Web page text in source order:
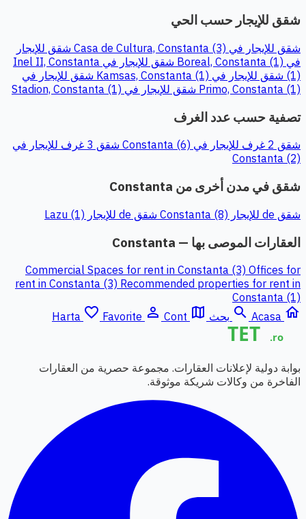
شقق للإيجار حسب الحي
شقق للإيجار في Casa de Cultura, Constanta (3)
شقق للإيجار
في Boreal, Constanta (1)
شقق للإيجار في Inel II, Constanta
(1) شقق للإيجار في Kamsas, Constanta (1)
شقق للإيجار في
Primo, Constanta (1) شقق للإيجار في Stadion, Constanta (1)
تصفية حسب عدد الغرف
شقق 2 غرف للإيجار في Constanta (6)
شقق 3 غرف للإيجار في
Constanta (2)
شقق في مدن أخرى من Constanta
شقق de للإيجار Constanta (8) شقق de للإيجار Lazu (1)
العقارات الموصى بها — Constanta
Commercial Spaces for rent in Constanta (3) Offices for
rent in Constanta (3) Recommended properties for rent in
Constanta (1)
home
Acasa
search بحث map
Harta favorite_border Favorite person_outline Cont
بوابة دولية لإعلانات العقارات. مجموعة حصرية من العقارات
الفاخرة من وكالات شريكة موثوقة.